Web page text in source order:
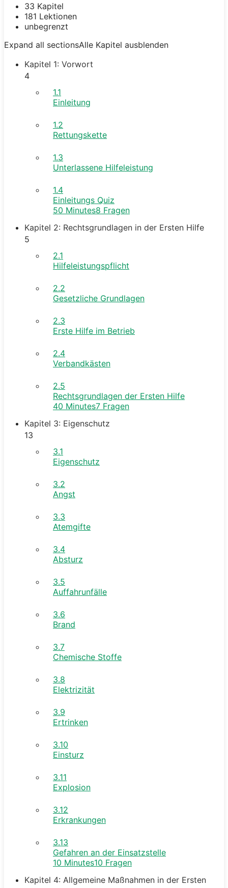
33 Kapitel
181 Lektionen
unbegrenzt
Expand all sectionsAlle Kapitel ausblenden
Kapitel 1: Vorwort
4
1.1
Einleitung
1.2
Rettungskette
1.3
Unterlassene Hilfeleistung
1.4
Einleitungs Quiz
50 Minutes8 Fragen
Kapitel 2: Rechtsgrundlagen in der Ersten Hilfe
5
2.1
Hilfeleistungspflicht
2.2
Gesetzliche Grundlagen
2.3
Erste Hilfe im Betrieb
2.4
Verbandkästen
2.5
Rechtsgrundlagen der Ersten Hilfe
40 Minutes7 Fragen
Kapitel 3: Eigenschutz
13
3.1
Eigenschutz
3.2
Angst
3.3
Atemgifte
3.4
Absturz
3.5
Auffahrunfälle
3.6
Brand
3.7
Chemische Stoffe
3.8
Elektrizität
3.9
Ertrinken
3.10
Einsturz
3.11
Explosion
3.12
Erkrankungen
3.13
Gefahren an der Einsatzstelle
10 Minutes10 Fragen
Kapitel 4: Allgemeine Maßnahmen in der Ersten